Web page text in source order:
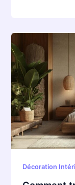
Décoration
transformer
votre
chambre
en
un
havre
de
bien-
être
et